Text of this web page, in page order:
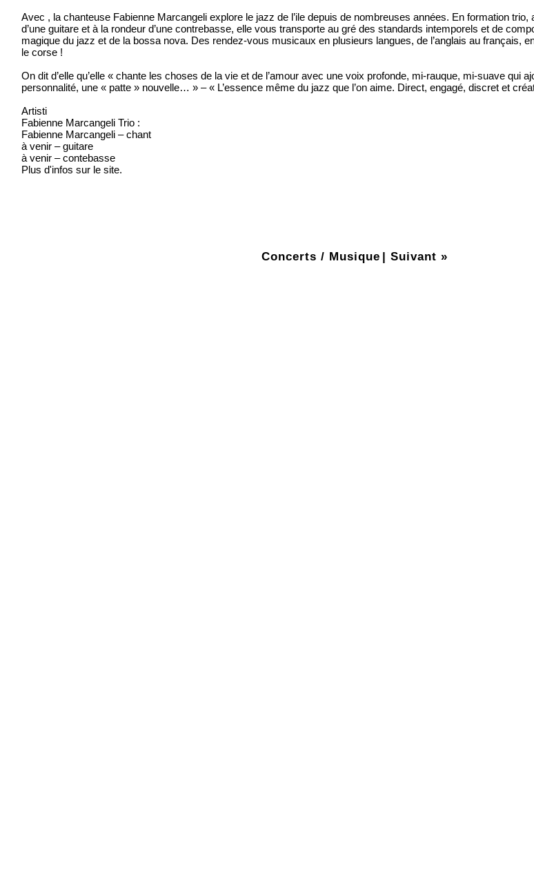
Avec , la chanteuse Fabienne Marcangeli explore le jazz de l’ile depuis de nombreuses années. En formation
d’une guitare et à la rondeur d’une contrebasse, elle vous transporte au gré des standards intemporels et de
magique du jazz et de la bossa nova. Des rendez-vous musicaux en plusieurs langues, de l’anglais au français,
le corse !
On dit d’elle qu’elle « chante les choses de la vie et de l’amour avec une voix profonde, mi-rauque, mi-suave qui
personnalité, une « patte » nouvelle… » – « L’essence même du jazz que l’on aime. Direct, engagé, discret et
Artisti
Fabienne Marcangeli Trio :
Fabienne Marcangeli – chant
à venir – guitare
à venir – contebasse
Plus d'infos sur le site.
Concerts / Musique | Suivant »